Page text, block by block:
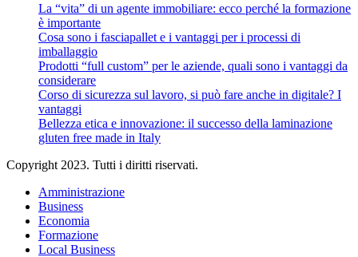
La “vita” di un agente immobiliare: ecco perché la formazione
è importante
Cosa sono i fasciapallet e i vantaggi per i processi di
imballaggio
Prodotti “full custom” per le aziende, quali sono i vantaggi da
considerare
Corso di sicurezza sul lavoro, si può fare anche in digitale? I
vantaggi
Bellezza etica e innovazione: il successo della laminazione
gluten free made in Italy
Copyright 2023. Tutti i diritti riservati.
Amministrazione
Business
Economia
Formazione
Local Business